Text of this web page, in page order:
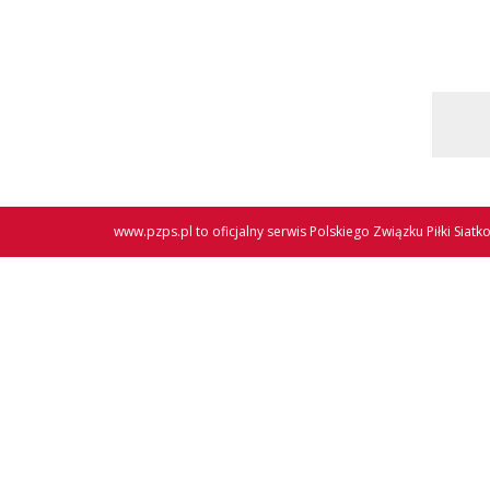
www.pzps.pl to oficjalny serwis Polskiego Związku Piłki